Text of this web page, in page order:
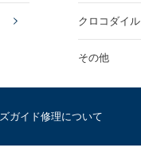
クロコダイル
その他
ガイド修理について